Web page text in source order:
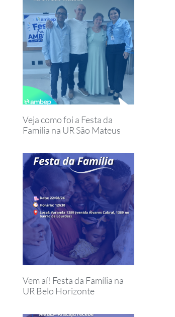
Veja como foi a Festa da
Família na UR São Mateus
Vem aí! Festa da Família na
UR Belo Horizonte